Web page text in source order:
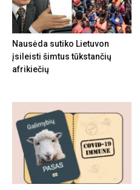
Nausėda sutiko Lietuvon
įsileisti šimtus tūkstančių
afrikiečių